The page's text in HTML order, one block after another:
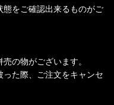
をご確認出来るものがご
の物がございます。
た際、ご注文をキャンセ